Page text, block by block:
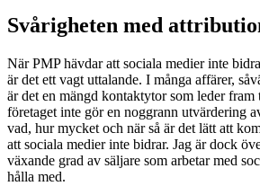
Svårigheten med
När PMP hävdar att sociala medier inte
är det ett vagt uttalande. I många affärer,
är det en mängd kontaktytor som leder
företaget inte gör en noggrann utvärdering
vad, hur mycket och när så är det lätt att
att sociala medier inte bidrar. Jag är dock
växande grad av säljare som arbetar med
hålla med.